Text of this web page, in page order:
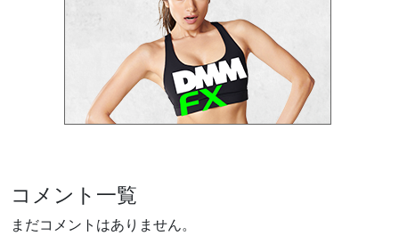
コメント一覧
まだコメントはありません。